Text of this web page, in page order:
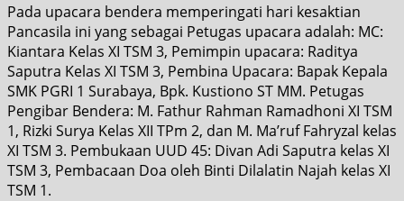
Pada upacara bendera memperingati hari kesaktian
Pancasila ini yang sebagai Petugas upacara adalah: MC:
Kiantara Kelas XI TSM 3, Pemimpin upacara: Raditya
Saputra Kelas XI TSM 3, Pembina Upacara: Bapak Kepala
SMK PGRI 1 Surabaya, Bpk. Kustiono ST MM. Petugas
Pengibar Bendera: M. Fathur Rahman Ramadhoni XI TSM
1, Rizki Surya Kelas XII TPm 2, dan M. Ma’ruf Fahryzal kelas
XI TSM 3. Pembukaan UUD 45: Divan Adi Saputra kelas XI
TSM 3, Pembacaan Doa oleh Binti Dilalatin Najah kelas XI
TSM 1.